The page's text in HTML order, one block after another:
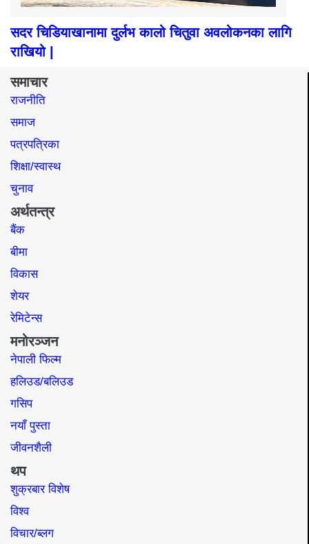
सदर चिडियाखानामा दुर्लभ कालो चितुवा अवलोकनका लागि
राखियो |
समाचार
राजनीति
समाज​
पत्रपत्रिका
शिक्षा/स्वास्थ
चुनाव
अर्थतन्त्र
बैंक
बीमा
विकास
शेयर
रेमिटेन्स
मनोरञ्जन
नेपाली फिल्म
हलिउड/बलिउड
गसिप
नयाँ पुस्ता
जीवनशैली
थप
शुक्रबार विशेष
विश्व
विचार/ब्लग